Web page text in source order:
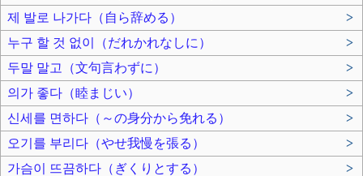
제 발로 나가다（自ら辞める）
>
누구 할 것 없이（だれかれなしに）
>
두말 말고（文句言わずに）
>
의가 좋다（睦まじい）
>
신세를 면하다（～の身分から免れる）
>
오기를 부리다（やせ我慢を張る）
>
가슴이 뜨끔하다（ぎくりとする）
>